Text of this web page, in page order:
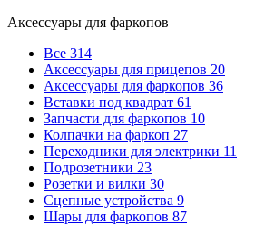
Аксессуары для фаркопов
Все 314
Аксессуары для прицепов 20
Аксессуары для фаркопов 36
Вставки под квадрат 61
Запчасти для фаркопов 10
Колпачки на фаркоп 27
Переходники для электрики 11
Подрозетники 23
Розетки и вилки 30
Сцепные устройства 9
Шары для фаркопов 87